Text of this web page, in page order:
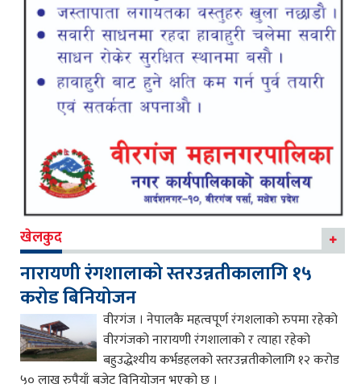
खेलकुद
नारायणी रंगशालाको स्तरउन्नतीकालागि १५
करोड बिनियोजन
वीरगंज । नेपालकै महत्वपूर्ण रंगशलाको रुपमा रहेको
वीरगंजको नारायणी रंगशालाको र त्याहा रहेको
बहुउद्धेश्यीय कर्भडहलको स्तरउन्नतीकोलागि १२ करोड
५० लाख रुपैयाँ बजेट विनियोजन भएको छ ।